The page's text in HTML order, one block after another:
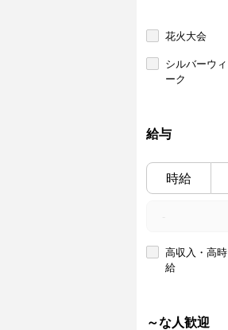
花火大会
シルバーウィ
ーク
給与
時給
高収入・高時
給
～な人歓迎